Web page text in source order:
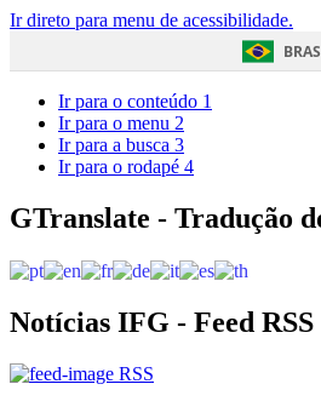
Ir direto para menu de acessibilidade.
Ir para o conteúdo 1
Ir para o menu 2
Ir para a busca 3
Ir para o rodapé 4
GTranslate - Tradução
Notícias IFG - Feed RSS
RSS